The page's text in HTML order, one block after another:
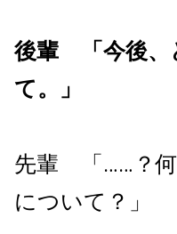
後輩 「今後、
て。」
先輩 「……？何
について？」